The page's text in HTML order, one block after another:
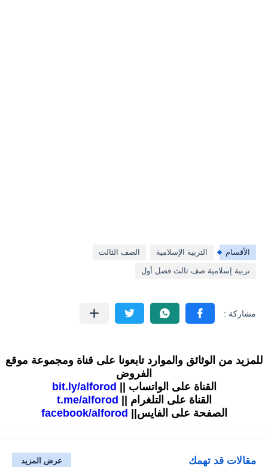
الأقسام التربية الإسلامية الصف الثالث
تربية إسلامية صف ثالث فصل أول
للمزيد من الوثائق والموارد تابعونا على قناة ومجموعة موقع
الفروض
القناة على الواتساب ||
bit.ly/alforod
القناة على التلغرام ||
t.me/alforod
الصفحة على الفايس||
facebook/alforod
مقالات قد تهمك عرض المزيد